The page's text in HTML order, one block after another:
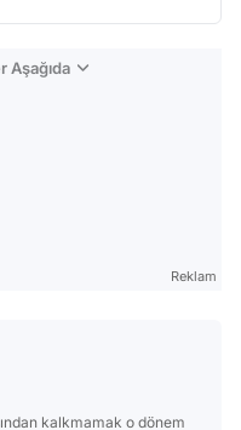
Aşağıda
Reklam
kalkmamak o dönem